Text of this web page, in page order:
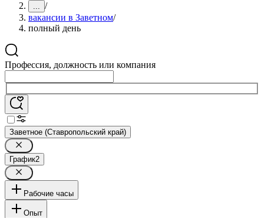
... /
вакансии в Заветном/
полный день
Профессия, должность или компания
Заветное (Ставропольский край)
График2
Рабочие часы
Опыт